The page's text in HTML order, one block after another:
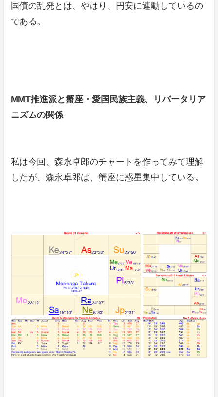
国債の乱発とは、やはり、円安に連動しているの
である。
MMT推進派と蟹座・愛国民族主義、リバータリア
ニズムの関係
私は今回、森永卓郎のチャートを作ってみて理解
したが、森永卓郎は、蟹座に惑星集中している。